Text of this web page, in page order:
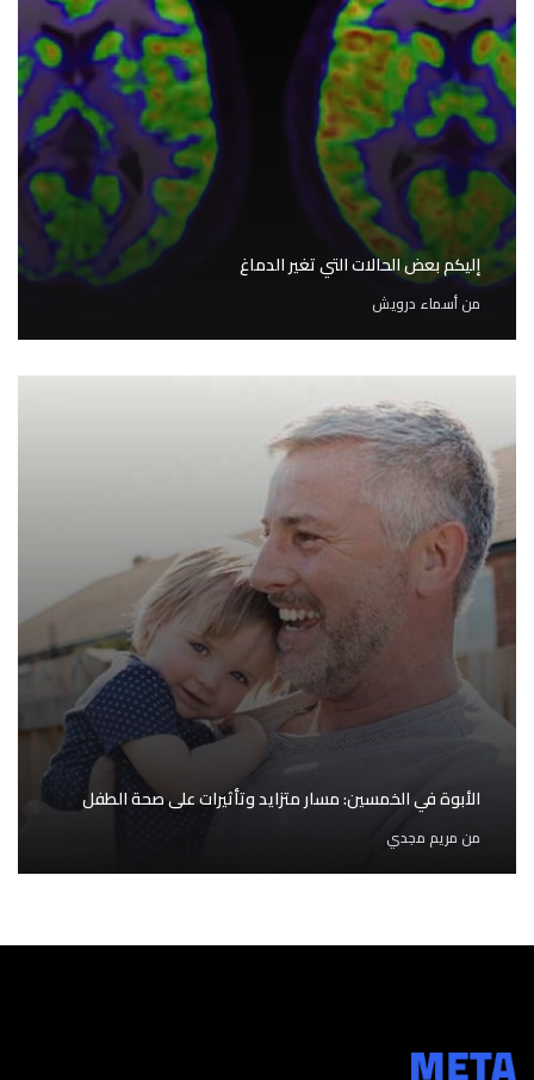
إليكم بعض الحالات التي تغير الدماغ
منأسماء درويش
الأبوة في الخمسين: مسار متزايد وتأثيرات على صحة الطفل
من مريم مجدي